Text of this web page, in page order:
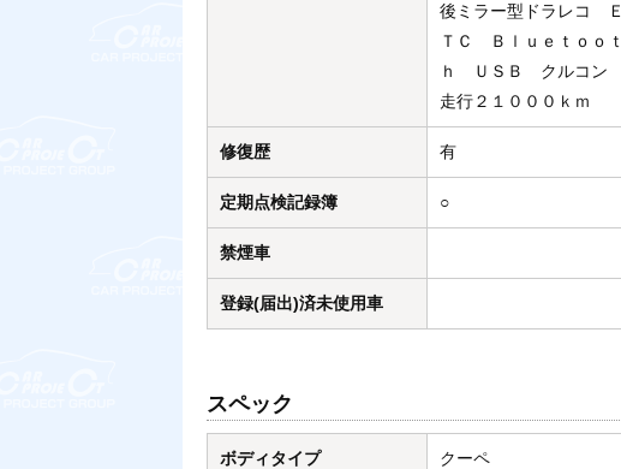
後ミラー型ドラレコ Ｅ
ＴＣ Ｂｌｕｅｔｏｏｔ
ｈ ＵＳＢ クルコン
走行２１０００ｋｍ
修復歴 有
定期点検記録簿 ○
禁煙車
登録(届出)済未使用車
スペック
ボディタイプ クーペ